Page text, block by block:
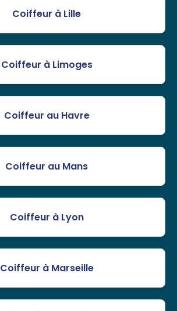
Coiffeur à Lille
Coiffeur à Limoges
Coiffeur au Havre
Coiffeur au Mans
Coiffeur à Lyon
Coiffeur à Marseille